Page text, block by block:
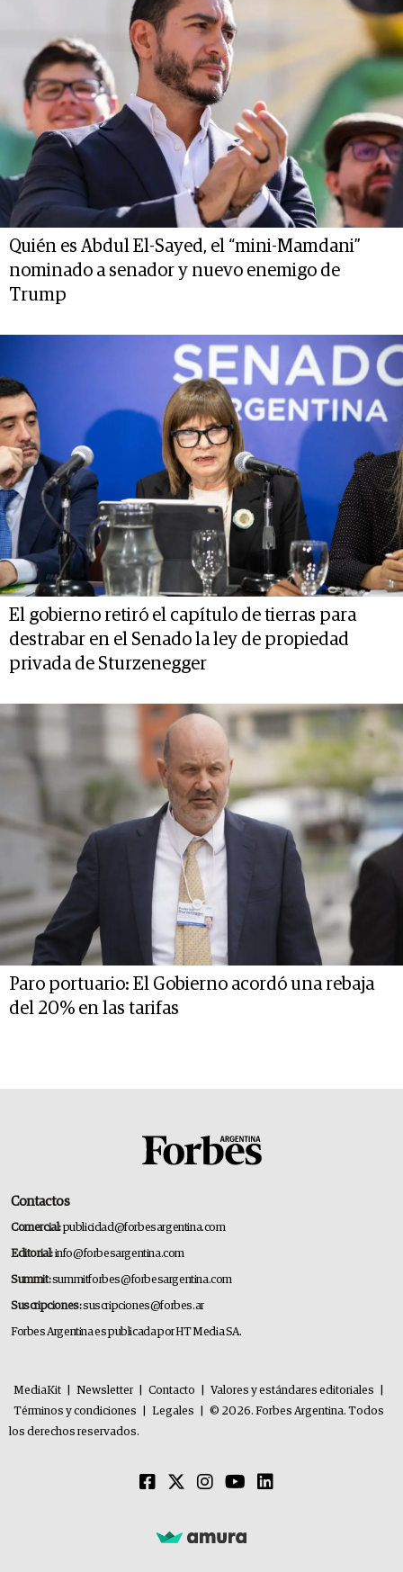
Quién es Abdul El-Sayed, el “mini-Mamdani”
nominado a senador y nuevo enemigo de
Trump
El gobierno retiró el capítulo de tierras para
destrabar en el Senado la ley de propiedad
privada de Sturzenegger
Paro portuario: El Gobierno acordó una rebaja
del 20% en las tarifas
Contactos
Comercial:publicidad@forbesargentina.com
Editorial:info@forbesargentina.com
Summit:summitforbes@forbesargentina.com
Suscripciones:suscripciones@forbes.ar
Forbes Argentina es publicada por HT Media SA.
MediaKit Newsletter Contacto Valores y estándares editoriales
Términos y condiciones
Legales
© 2026. Forbes Argentina. Todos
los derechos reservados.